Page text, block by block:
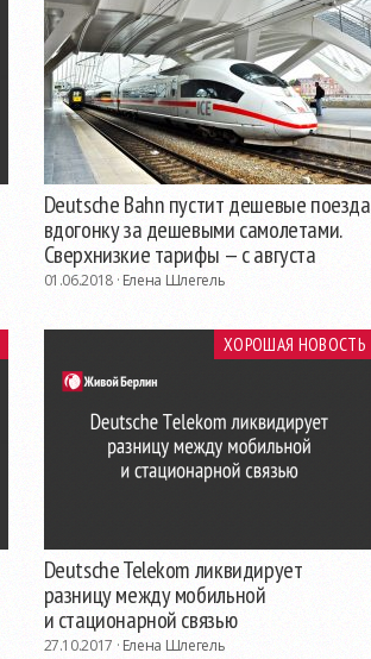
Deutsche Bahn пустит дешевые поезда
вдогонку за дешевыми самолетами.
Сверхнизкие тарифы — с августа
01.06.2018 ·Елена Шлегель
ХОРОШАЯ НОВОСТЬ
Deutsche Telekom ликвидирует
разницу между мобильной
и стационарной связью
27.10.2017 ·Елена Шлегель